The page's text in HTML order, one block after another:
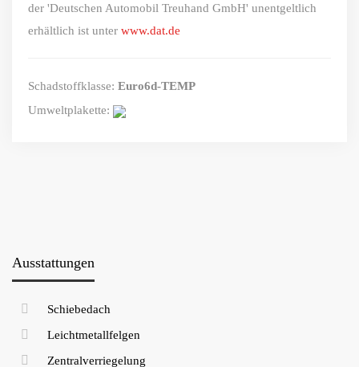
der 'Deutschen Automobil Treuhand GmbH' unentgeltlich
erhältlich ist unter www.dat.de
Schadstoffklasse: Euro6d-TEMP
Umweltplakette:
Ausstattungen
Schiebedach
Leichtmetallfelgen
Zentralverriegelung